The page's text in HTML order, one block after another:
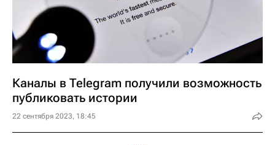
Каналы в Telegram получили возможность
публиковать истории
22 сентября 2023, 18:45